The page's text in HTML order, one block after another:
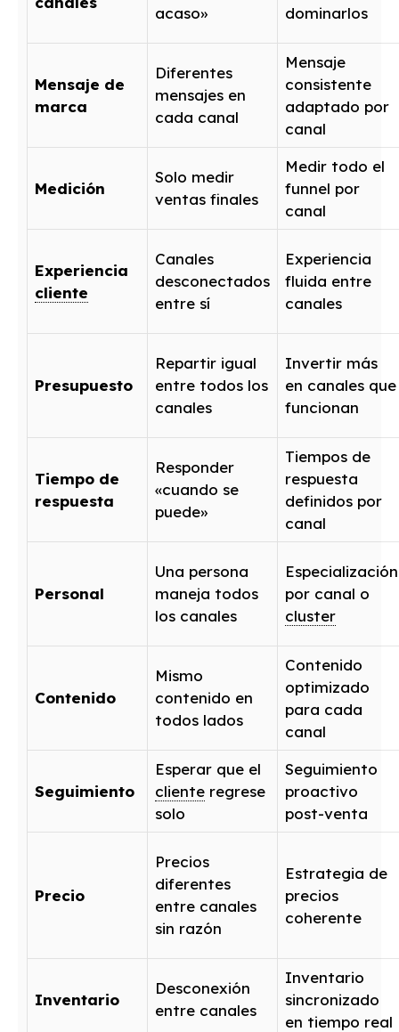
acaso» dominarlos
Mensaje de
marca
Diferentes
mensajes en
cada canal
Mensaje
consistente
adaptado por
canal
Medición
Solo medir
ventas finales
Medir todo el
funnel por
canal
Experiencia
cliente
Canales
desconectados
entre sí
Experiencia
fluida entre
canales
Presupuesto
Repartir igual
entre todos los
canales
Invertir más
en canales que
funcionan
Tiempo de
respuesta
Responder
«cuando se
puede»
Tiempos de
respuesta
definidos por
canal
Personal
Una persona
maneja todos
los canales
Especialización
por canal o
cluster
Contenido
Mismo
contenido en
todos lados
Contenido
optimizado
para cada
canal
Seguimiento
Esperar que el
cliente regrese
solo
Seguimiento
proactivo
post-venta
Precio
Precios
diferentes
entre canales
sin razón
Estrategia de
precios
coherente
Inventario
Desconexión
entre canales
Inventario
sincronizado
en tiempo real